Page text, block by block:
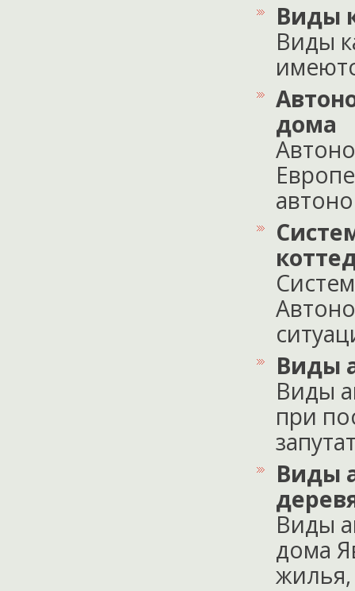
Виды
Виды
дома
Виды
Виды
при
Виды
Виды
дома
жилья,